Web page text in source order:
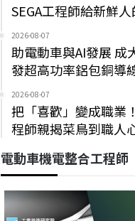
SEGA工程師給新鮮
2026-08-07
助電動車與AI發展 成
發超高功率鋁包銅導
2026-08-07
把「喜歡」變成職業
程師親揭菜鳥到職人
電動車機電整合工程師